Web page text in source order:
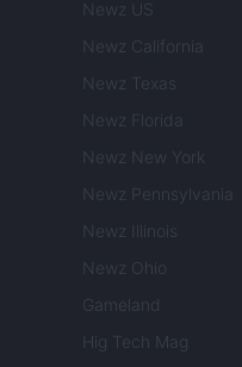
Newz US
Newz California
Newz Texas
Newz Florida
Newz New York
Newz Pennsylvania
Newz Illinois
Newz Ohio
Gameland
Hig Tech Mag